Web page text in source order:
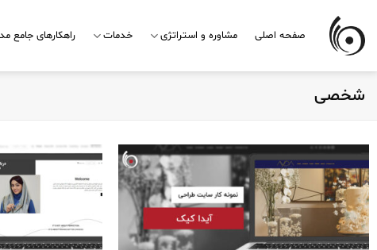
content
صفحه اصلی مشاوره و استراتژی خدمات راهکارهای جامع
شخصی